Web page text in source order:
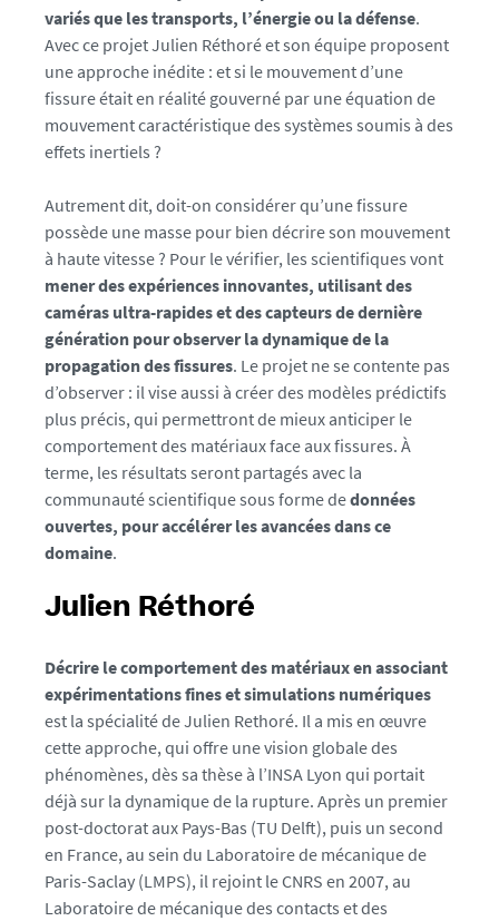
1
7
0
1
1
1
u
l
i
e
n
-
r
e
t
h
o
r
e
5
-
d
2
9
8
6
variés que les transports, l’énergie ou la défense.
Avec ce projet Julien Réthoré et son équipe proposent
une approche inédite : et si le mouvement d’une
fissure était en réalité gouverné par une équation de
mouvement caractéristique des systèmes soumis à des
effets inertiels ?
Autrement dit, doit-on considérer qu’une fissure
possède une masse pour bien décrire son mouvement
à haute vitesse ? Pour le vérifier, les scientifiques vont
mener des expériences innovantes, utilisant des
caméras ultra-rapides et des capteurs de dernière
génération pour observer la dynamique de la
propagation des fissures. Le projet ne se contente pas
d’observer : il vise aussi à créer des modèles prédictifs
plus précis, qui permettront de mieux anticiper le
comportement des matériaux face aux fissures. À
terme, les résultats seront partagés avec la
communauté scientifique sous forme dedonnées
ouvertes, pour accélérer les avancées dans ce
domaine.
Julien Réthoré
Décrire le comportement des matériaux en associant
expérimentations fines et simulations numériques
est la spécialité de Julien Rethoré. Il a mis en œuvre
cette approche, qui offre une vision globale des
phénomènes, dès sa thèse à l’INSA Lyon qui portait
déjà sur la dynamique de la rupture. Après un premier
post-doctorat aux Pays-Bas (TU Delft), puis un second
en France, au sein du Laboratoire de mécanique de
Paris-Saclay (LMPS), il rejoint le CNRS en 2007, au
Laboratoire de mécanique des contacts et des